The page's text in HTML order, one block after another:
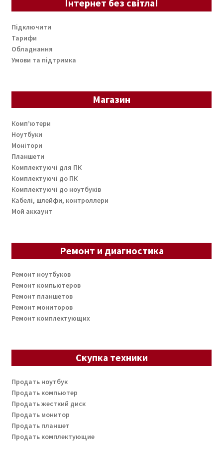
Інтернет без світла!
Підключити
Тарифи
Обладнання
Умови та підтримка
Магазин
Комп’ютери
Ноутбуки
Монітори
Планшети
Комплектуючі для ПК
Комплектуючі до ПК
Комплектуючі до ноутбуків
Кабелі, шлейфи, контроллери
Мой аккаунт
Ремонт и диагностика
Ремонт ноутбуков
Ремонт компьютеров
Ремонт планшетов
Ремонт мониторов
Ремонт комплектующих
Скупка техники
Продать ноутбук
Продать компьютер
Продать жесткий диск
Продать монитор
Продать планшет
Продать комплектующие